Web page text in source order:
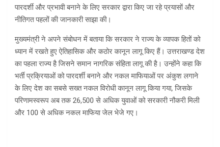
पारदर्शी और प्रभावी बनाने के लिए सरकार द्वारा किए जा रहे प्रयासों और
नीतिगत पहलों की जानकारी साझा की।
मुख्यमंत्री ने अपने संबोधन में बताया कि सरकार ने राज्य के व्यापक हितों को
ध्यान में रखते हुए ऐतिहासिक और कठोर कानून लागू किए हैं। उत्तराखण्ड देश
का पहला राज्य है जिसने समान नागरिक संहिता लागू की है। उन्होंने कहा कि
भर्ती प्रक्रियाओं को पारदर्शी बनाने और नकल माफियाओं पर अंकुश लगाने
के लिए देश का सबसे सख्त नकल विरोधी कानून लागू किया गया, जिसके
परिणामस्वरूप अब तक 26,500 से अधिक युवाओं को सरकारी नौकरी मिली
और 100 से अधिक नकल माफिया जेल भेजे गए।